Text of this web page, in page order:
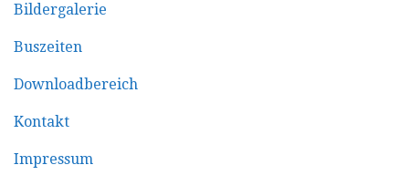
Bildergalerie
Buszeiten
Downloadbereich
Kontakt
Impressum